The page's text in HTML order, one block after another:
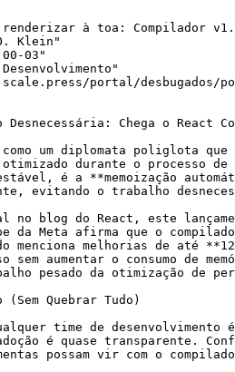
à toa: Compilador
Klein"
03"
portal/desbugados/
Desnecessária: Chega o React
como um diplomata poliglota
otimizado durante o processo
é a **memoização
evitando o trabalho
no blog do React, este
da Meta afirma que o
menciona melhorias de até
aumentar o consumo de
pesado da otimização de
(Sem Quebrar Tudo)
time de
é quase transparente.
possam vir com o